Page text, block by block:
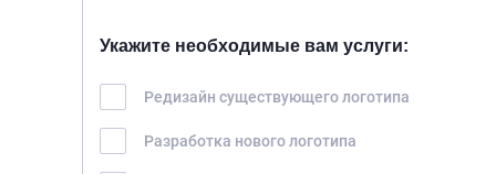
Укажите необходимые вам услуги:
Редизайн существующего логотипа
Разработка нового логотипа